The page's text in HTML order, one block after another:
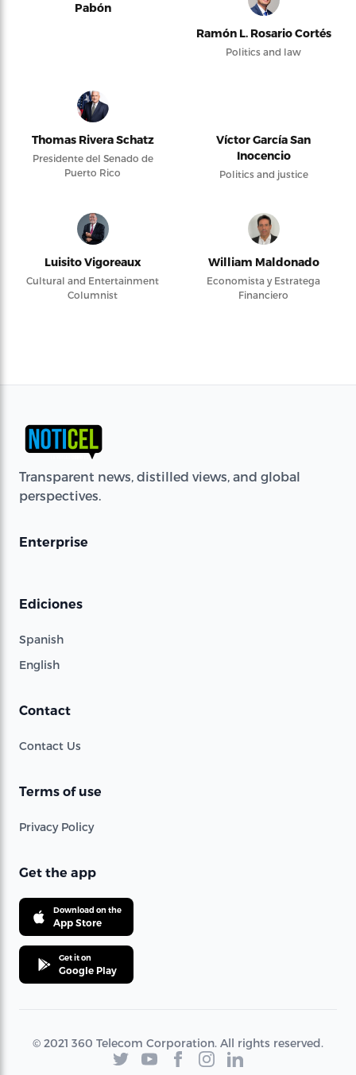
Pabón
Ramón L. Rosario Cortés
Politics and law
Thomas Rivera Schatz
Presidente del Senado de
Puerto Rico
Víctor García San
Inocencio
Politics and justice
Luisito Vigoreaux
Cultural and Entertainment
Columnist
William Maldonado
Economista y Estratega
Financiero
Transparent news, distilled views, and global
perspectives.
Enterprise
Ediciones
Spanish
English
Contact
Contact Us
Terms of use
Privacy Policy
Get the app
Download on the
App Store
Get it on
Google Play
© 2021 360 Telecom Corporation. All rights reserved.